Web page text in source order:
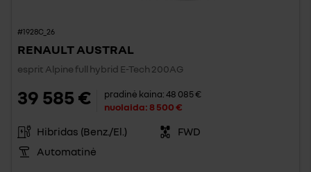
#1928C_26
RENAULT AUSTRAL
esprit Alpine full hybrid E-Tech 200AG
39 585 € pradinė kaina:48 085 €
nuolaida:8 500 €
Hibridas (Benz./El.)
FWD
Automatinė